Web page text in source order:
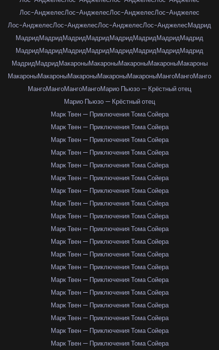
Лос-АнджелесЛос-АнджелесЛос-АнджелесЛос-Анджелес
Лос-АнджелесЛос-АнджелесЛос-АнджелесЛос-АнджелесМадрид
МадридМадридМадридМадридМадридМадридМадридМадрид
МадридМадридМадридМадридМадридМадридМадридМадрид
МадридМадридМакароныМакароныМакароныМакароныМакароны
МакароныМакароныМакароныМакароныМакароныМангоМангоМанго
МангоМангоМангоМангоМарио Пьюзо — Крёстный отец
Марио Пьюзо — Крёстный отец
Марк Твен — Приключения Тома Сойера
Марк Твен — Приключения Тома Сойера
Марк Твен — Приключения Тома Сойера
Марк Твен — Приключения Тома Сойера
Марк Твен — Приключения Тома Сойера
Марк Твен — Приключения Тома Сойера
Марк Твен — Приключения Тома Сойера
Марк Твен — Приключения Тома Сойера
Марк Твен — Приключения Тома Сойера
Марк Твен — Приключения Тома Сойера
Марк Твен — Приключения Тома Сойера
Марк Твен — Приключения Тома Сойера
Марк Твен — Приключения Тома Сойера
Марк Твен — Приключения Тома Сойера
Марк Твен — Приключения Тома Сойера
Марк Твен — Приключения Тома Сойера
Марк Твен — Приключения Тома Сойера
Марк Твен — Приключения Тома Сойера
Марк Твен — Приключения Тома Сойера